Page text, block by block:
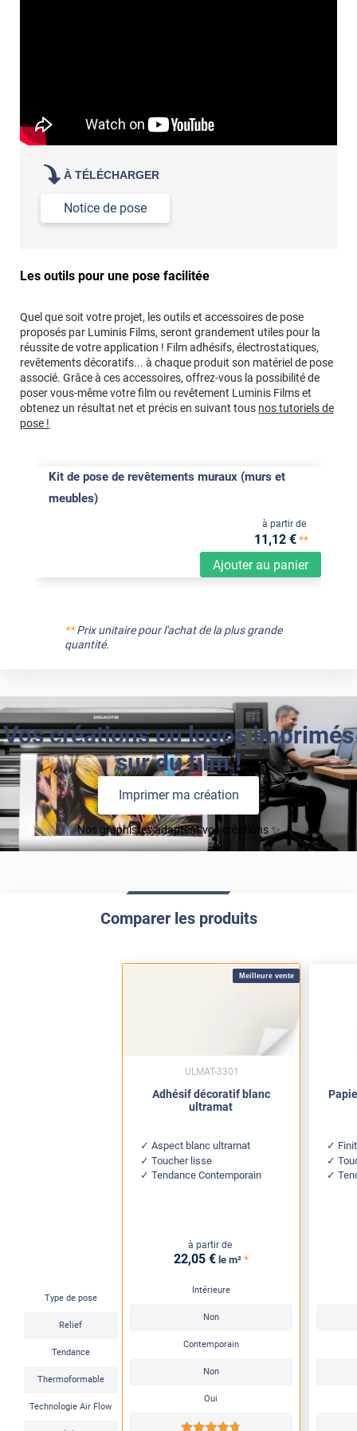
À TÉLÉCHARGER
Notice de pose
Les outils pour une pose facilitée
Quel que soit votre projet, les outils et accessoires de pose
proposés par Luminis Films, seront grandement utiles pour la
réussite de votre application ! Film adhésifs, électrostatiques,
revêtements décoratifs... à chaque produit son matériel de pose
associé. Grâce à ces accessoires, offrez-vous la possibilité de
poser vous-même votre film ou revêtement Luminis Films et
obtenez un résultat net et précis en suivant tous nos tutoriels de
pose !
Kit de pose de revêtements muraux (murs et
meubles)
Ajouter au panier
à partir de
11,12 €**
**Prix unitaire pour l'achat de la plus grande
quantité.
Vos créations ou logos imprimés
sur du film !
Imprimer ma création
Nos graphistes adaptent vos créations ✨
Comparer les produits
Type de pose
Relief
Tendance
Thermoformable
Technologie Air Flow
Meilleure vente
Adhésif décoratif blanc
ultramat
Aspect blanc ultramat
Toucher lisse
Tendance Contemporain
à partir de
22,05 € le m² *
Intérieure
Non
Contemporain
Non
Oui
*****
ULMAT-3301